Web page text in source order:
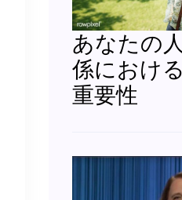
あなたの
係におけ
重要性